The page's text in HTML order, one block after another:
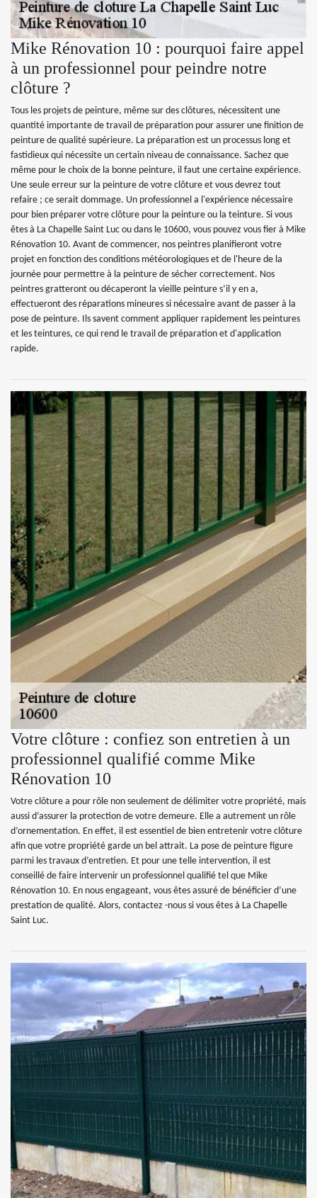
Mike Rénovation 10 : pourquoi faire appel
à un professionnel pour peindre notre
clôture ?
Tous les projets de peinture, même sur des clôtures, nécessitent une
quantité importante de travail de préparation pour assurer une finition de
peinture de qualité supérieure. La préparation est un processus long et
fastidieux qui nécessite un certain niveau de connaissance. Sachez que
même pour le choix de la bonne peinture, il faut une certaine expérience.
Une seule erreur sur la peinture de votre clôture et vous devrez tout
refaire ; ce serait dommage. Un professionnel a l'expérience nécessaire
pour bien préparer votre clôture pour la peinture ou la teinture. Si vous
êtes à La Chapelle Saint Luc ou dans le 10600, vous pouvez vous fier à Mike
Rénovation 10. Avant de commencer, nos peintres planifieront votre
projet en fonction des conditions météorologiques et de l'heure de la
journée pour permettre à la peinture de sécher correctement. Nos
peintres gratteront ou décaperont la vieille peinture s’il y en a,
effectueront des réparations mineures si nécessaire avant de passer à la
pose de peinture. Ils savent comment appliquer rapidement les peintures
et les teintures, ce qui rend le travail de préparation et d'application
rapide.
Votre clôture : confiez son entretien à un
professionnel qualifié comme Mike
Rénovation 10
Votre clôture a pour rôle non seulement de délimiter votre propriété, mais
aussi d’assurer la protection de votre demeure. Elle a autrement un rôle
d’ornementation. En effet, il est essentiel de bien entretenir votre clôture
afin que votre propriété garde un bel attrait. La pose de peinture figure
parmi les travaux d’entretien. Et pour une telle intervention, il est
conseillé de faire intervenir un professionnel qualifié tel que Mike
Rénovation 10. En nous engageant, vous êtes assuré de bénéficier d’une
prestation de qualité. Alors, contactez -nous si vous êtes à La Chapelle
Saint Luc.